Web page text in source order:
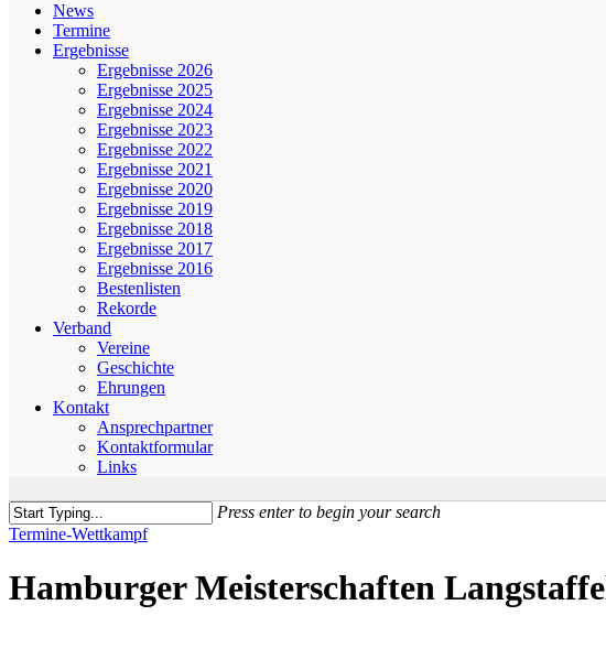
News
Termine
Ergebnisse
Ergebnisse 2026
Ergebnisse 2025
Ergebnisse 2024
Ergebnisse 2023
Ergebnisse 2022
Ergebnisse 2021
Ergebnisse 2020
Ergebnisse 2019
Ergebnisse 2018
Ergebnisse 2017
Ergebnisse 2016
Bestenlisten
Rekorde
Verband
Vereine
Geschichte
Ehrungen
Kontakt
Ansprechpartner
Kontaktformular
Links
Press enter to begin your search
Close
Termine-Wettkampf
Hamburger Meisterschaften